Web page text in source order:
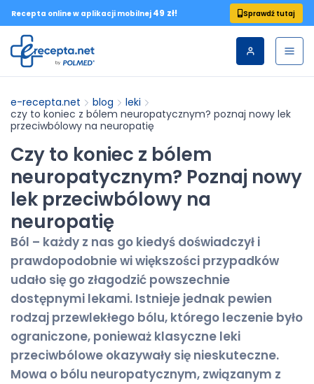
Recepta online w aplikacji mobilnej 49 zł! Sprawdź tutaj
e-recepta.net blog
leki
czy to koniec z bólem neuropatycznym? poznaj nowy lek
przeciwbólowy na neuropatię
Czy to koniec z bólem
neuropatycznym? Poznaj nowy
lek przeciwbólowy na
neuropatię
Ból – każdy z nas go kiedyś doświadczył i
prawdopodobnie wi większości przypadków
udało się go złagodzić powszechnie
dostępnymi lekami. Istnieje jednak pewien
rodzaj przewlekłego bólu, którego leczenie było
ograniczone, ponieważ klasyczne leki
przeciwbólowe okazywały się nieskuteczne.
Mowa o bólu neuropatycznym, związanym z